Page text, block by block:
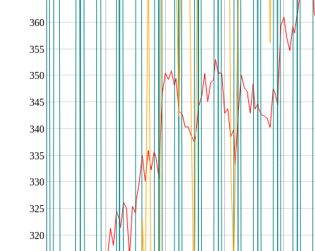
320
325
330
335
340
345
350
355
360